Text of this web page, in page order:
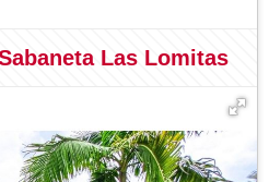
Las Lomitas